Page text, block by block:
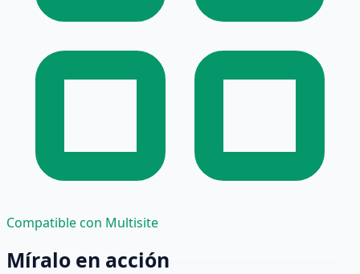
Compatible con Multisite
Míralo en acción